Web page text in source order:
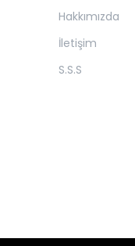
Hakkımızda
İletişim
S.S.S